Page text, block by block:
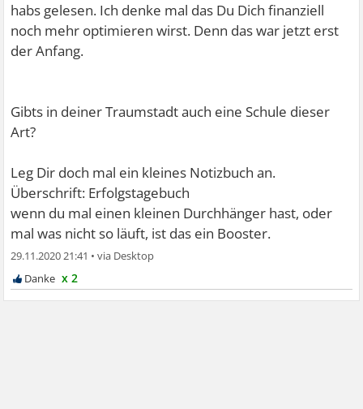
habs gelesen. Ich denke mal das Du Dich finanziell
noch mehr optimieren wirst. Denn das war jetzt erst
der Anfang.
Gibts in deiner Traumstadt auch eine Schule dieser
Art?
Leg Dir doch mal ein kleines Notizbuch an.
Überschrift: Erfolgstagebuch
wenn du mal einen kleinen Durchhänger hast, oder
mal was nicht so läuft, ist das ein Booster.
29.11.2020 21:41 •
x 2